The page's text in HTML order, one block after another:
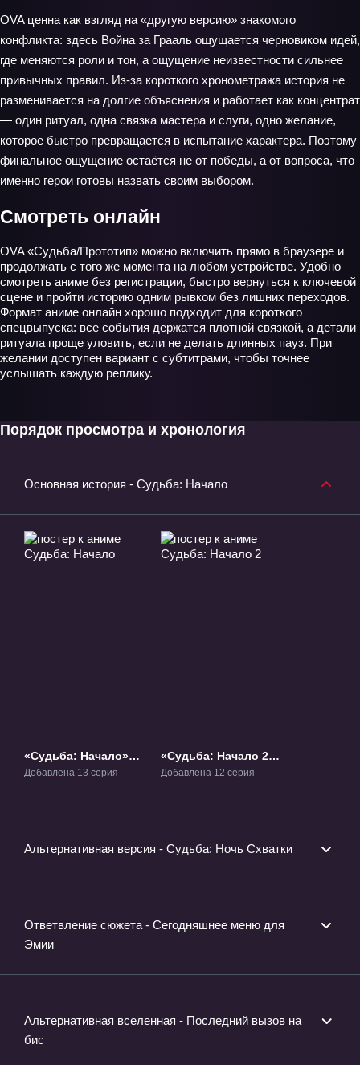
OVA ценна как взгляд на «другую версию» знакомого
конфликта: здесь Война за Грааль ощущается черновиком идей,
где меняются роли и тон, а ощущение неизвестности сильнее
привычных правил. Из‑за короткого хронометража история не
разменивается на долгие объяснения и работает как концентрат
— один ритуал, одна связка мастера и слуги, одно желание,
которое быстро превращается в испытание характера. Поэтому
финальное ощущение остаётся не от победы, а от вопроса, что
именно герои готовы назвать своим выбором.
Смотреть онлайн
OVA «Судьба/Прототип» можно включить прямо в браузере и
продолжать с того же момента на любом устройстве. Удобно
смотреть аниме без регистрации, быстро вернуться к ключевой
сцене и пройти историю одним рывком без лишних переходов.
Формат аниме онлайн хорошо подходит для короткого
спецвыпуска: все события держатся плотной связкой, а детали
ритуала проще уловить, если не делать длинных пауз. При
желании доступен вариант с субтитрами, чтобы точнее
услышать каждую реплику.
Порядок просмотра и хронология
Основная история - Судьба: Начало
«Судьба: Начало»
ТВ-1
Добавлена 13 серия
«Судьба: Начало 2»
ТВ-2
Добавлена 12 серия
Альтернативная версия - Судьба: Ночь Схватки
Ответвление сюжета - Сегодняшнее меню для
Эмии
Альтернативная вселенная - Последний вызов на
бис